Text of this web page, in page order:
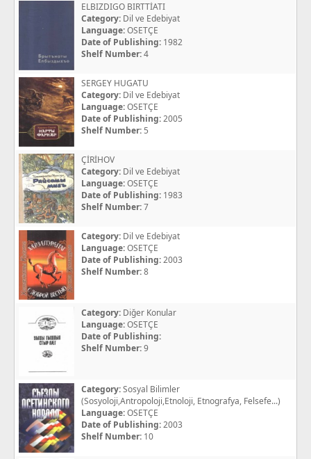
ELBIZDIGO BIRTTİATI
Category: Dil ve Edebiyat
Language:OSETÇE
Date of Publishing: 1982
Shelf Number:4
SERGEY HUGATU
Category: Dil ve Edebiyat
Language:OSETÇE
Date of Publishing:2005
Shelf Number: 5
ÇİRİHOV
Category: Dil ve Edebiyat
Language:OSETÇE
Date of Publishing: 1983
Shelf Number:7
Category: Dil ve Edebiyat
Language:OSETÇE
Date of Publishing:2003
Shelf Number:8
Category: Diğer Konular
Language:OSETÇE
Date of Publishing:
Shelf Number:9
Category:Sosyal Bilimler
(Sosyoloji,Antropoloji,Etnoloji, Etnografya, Felsefe...)
Language:OSETÇE
Date of Publishing:2003
Shelf Number: 10